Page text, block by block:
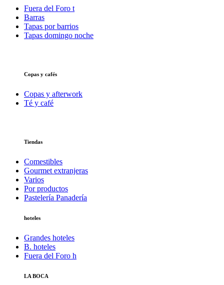
Fuera del Foro t
Barras
Tapas por barrios
Tapas domingo noche
Copas y cafés
Copas y afterwork
Té y café
Tiendas
Comestibles
Gourmet extranjeras
Varios
Por productos
Pastelería Panadería
hoteles
Grandes hoteles
B. hoteles
Fuera del Foro h
LA BOCA